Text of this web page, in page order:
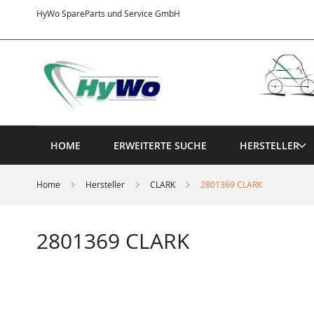
HyWo SpareParts und Service GmbH
Inhalt
HOME ERWEITERTE SUCHE HERSTELLER
Home Hersteller CLARK 2801369 CLARK
2801369 CLARK